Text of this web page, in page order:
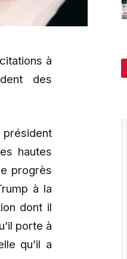
à
des
hautes
progrès
à la
dont il
porte à
qu’il a